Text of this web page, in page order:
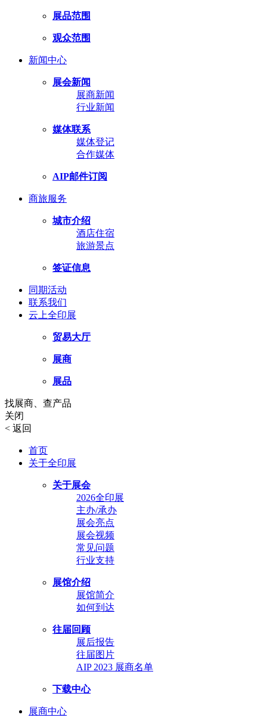
展品范围
观众范围
新闻中心
展会新闻
展商新闻
行业新闻
媒体联系
媒体登记
合作媒体
AIP邮件订阅
商旅服务
城市介绍
酒店住宿
旅游景点
签证信息
同期活动
联系我们
云上全印展
贸易大厅
展商
展品
找展商、查产品
关闭
< 返回
首页
关于全印展
关于展会
2026全印展
主办/承办
展会亮点
展会视频
常见问题
行业支持
展馆介绍
展馆简介
如何到达
往届回顾
展后报告
往届图片
AIP 2023 展商名单
下载中心
展商中心